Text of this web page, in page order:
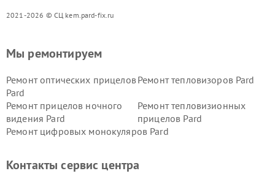
2021-2026 © СЦ kem.pard-fix.ru
Мы ремонтируем
Ремонт оптических прицелов
Pard
Ремонт тепловизоров Pard
Ремонт прицелов ночного
видения Pard
Ремонт тепловизионных
прицелов Pard
Ремонт цифровых монокуляров Pard
Контакты сервис центра